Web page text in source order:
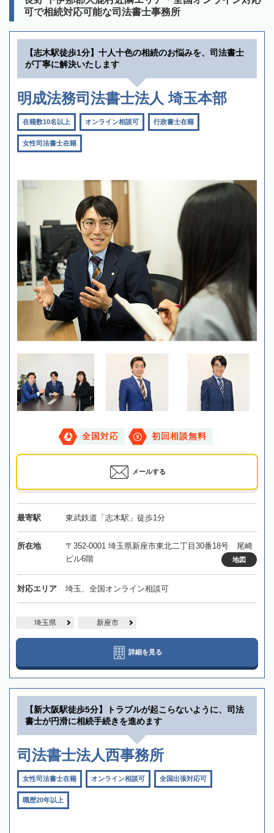
可で相続対応可能な司法書士事務所
【志木駅徒歩1分】十人十色の相続のお悩みを、司法書士
が丁寧に解決いたします
明成法務司法書士法人 埼玉本部
在籍数10名以上 オンライン相談可 行政書士在籍
女性司法書士在籍
全国対応 初回相談無料
メールする
最寄駅 東武鉄道「志木駅」徒歩1分
所在地
〒352-0001 埼玉県新座市東北二丁目30番18号 尾崎
ビル6階
地図
対応エリア 埼玉、全国オンライン相談可
埼玉県 新座市
詳細を見る
【新大阪駅徒歩5分】トラブルが起こらないように、司法
書士が円滑に相続手続きを進めます
司法書士法人西事務所
女性司法書士在籍 オンライン相談可 全国出張対応可
職歴20年以上